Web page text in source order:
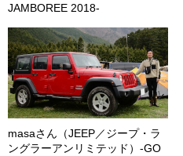
JAMBOREE 2018-
masaさん（JEEP／ジープ・ラ
ングラーアンリミテッド）-GO